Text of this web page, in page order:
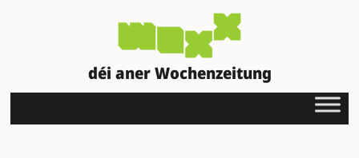
déi aner Wochenzeitung